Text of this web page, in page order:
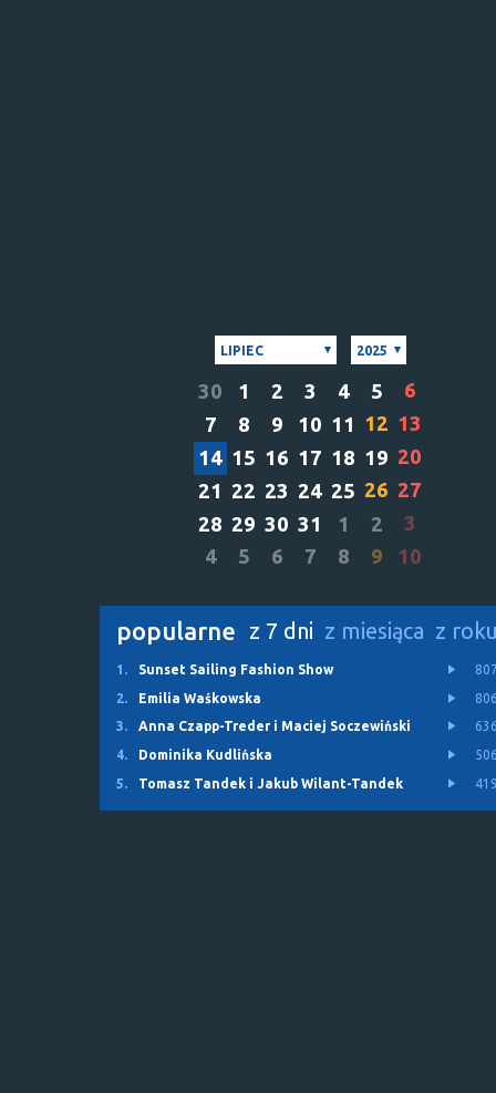
LIPIEC 2025
30 1 2 3 4 5
6
7
8 9 10 11 12 13
14 15 16 17 18 19 20
21 22 23 24 25 26 27
28 29 30 31 1 2
3
4
5 6 7 8 9 10
popularne z 7 dni z miesiąca z
1. Sunset Sailing Fashion Show
2.
Emilia Waśkowska
3.
Anna Czapp-Treder i Maciej Soczewiński
4.
Dominika Kudlińska
5.
Tomasz Tandek i Jakub Wilant-Tandek